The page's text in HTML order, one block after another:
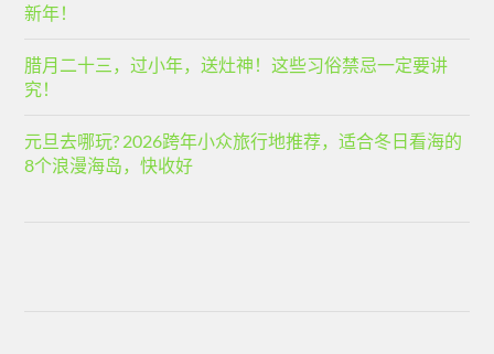
新年！
腊月二十三，过小年，送灶神！这些习俗禁忌一定要讲
究！
元旦去哪玩? 2026跨年小众旅行地推荐，适合冬日看海的
8个浪漫海岛，快收好